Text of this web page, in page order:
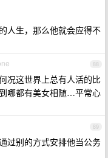
人生，那么他就会应得不
88
况这世界上总有人活的比
哪都有美女相随…平常心
89
过别的方式安排他当公务